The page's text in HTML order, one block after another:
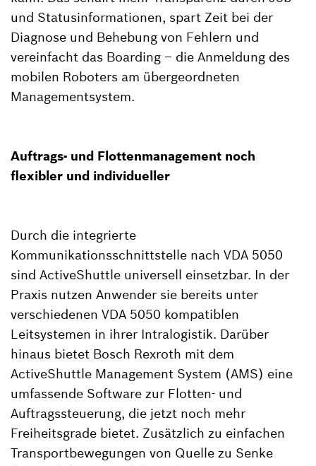
und Statusinformationen, spart Zeit bei der
Diagnose und Behebung von Fehlern und
vereinfacht das Boarding – die Anmeldung des
mobilen Roboters am übergeordneten
Managementsystem.
Auftrags- und Flottenmanagement noch
flexibler und individueller
Durch die integrierte
Kommunikationsschnittstelle nach VDA 5050
sind ActiveShuttle universell einsetzbar. In der
Praxis nutzen Anwender sie bereits unter
verschiedenen VDA 5050 kompatiblen
Leitsystemen in ihrer Intralogistik. Darüber
hinaus bietet Bosch Rexroth mit dem
ActiveShuttle Management System (AMS) eine
umfassende Software zur Flotten- und
Auftragssteuerung, die jetzt noch mehr
Freiheitsgrade bietet. Zusätzlich zu einfachen
Transportbewegungen von Quelle zu Senke